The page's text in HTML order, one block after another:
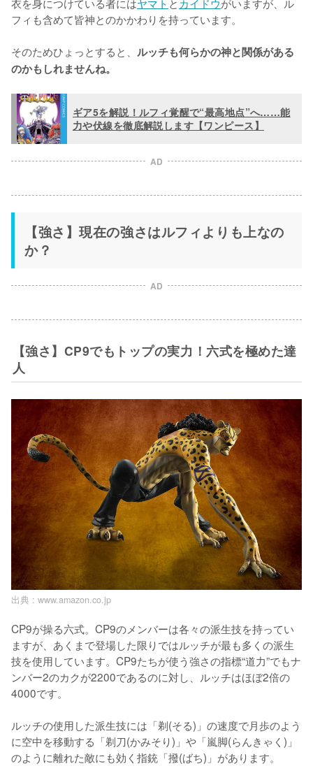
フィも含めて皆神とのかかわりを持っています。
そのためひょっとすると、 ルッチも何らかの神と関係がある
のかもしれませんね。
ギア5を解説！ルフィ覚醒で“最高地点”へ……能
力や伏線を徹底解説します【ワンピース】
AD
【強さ】現在の強さはルフィよりも上なの
か？
AD
【強さ】CP9でもトップの実力！六式を極めた達
人
出典 : www.amazon.co.jp
CP9が操る六式。CP9のメンバーは各々の派生技を持ってい
ますが、あくまで登場した限りではルッチが最も多くの派生
技を使用しています。CP9たちが使う強さの指標“道力”でもナ
ンバー2のカクが2200であるのに対し、ルッチはほぼ2倍の
4000です。
ルッチの使用した派生技には「剃(そる)」の速度で月歩のよう
に空中を移動する「剃刀(かみそり)」や「嵐脚(らんきゃく)」
のように離れた敵にも効く指銃「撥(ばち)」があります。